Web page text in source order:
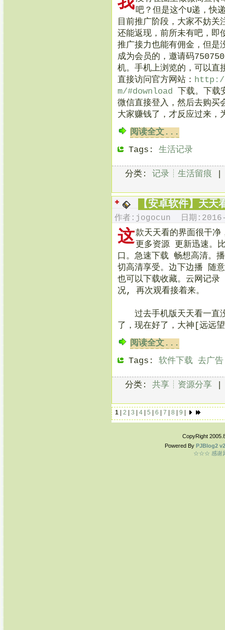
吧？但是这个U递，快
目前推广阶段，大家不妨关
还能返现，前所未有吧，即
推广接力也能有佣金，但是
成为会员的，邀请码
机。手机上浏览的，可以直
直接访问官方网站： http://
m/#download 下载。下载
微信直接登入，然后去购买
大家赚钱了，才反应过来，
阅读全文...
Tags:生活记录
分类: 记录┊生活留痕
【安卓软件】天
作者:jogocun 日期
这款天天看的界面很干净
更多资源 更新迅速。
口。急速下载 畅想高清。
切高清享受。边下边播 随
也可以下载收藏。云网记
况, 再次观看接着来。
过去手机版天天看一直没
了，现在好了，大神[远远
阅读全文...
Tags:软件下载 去广告
分类: 共享┊资源分享
1 2 3 4 5 6 7 8 9
CopyRight
Powered By PJBlog2
☆☆☆ 感谢